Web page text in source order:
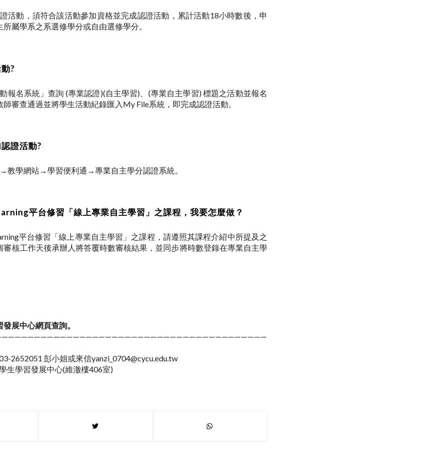
活動，須符合該活動參加資格並完成認證活動，累計活動18小時數後，申
屬學系之系選修學分或自由選修學分。
?
報名系統」查詢 (專業認證)(自主學習)、(專業自主學習) 標題之活動並報名
審查通過並將學生活動紀錄匯入My File系統，即完成認證活動。
證活動?
學網站→學習便利通→專業自主學分認證系統。
平台修習「線上專業自主學習」之課程，我要怎麼做？
平台修習「線上專業自主學習」之課程，請遵照其課程介紹中所提及之
審核工作天後承辦人將答覆時數審核結果，並同步將時數登錄在專業自主學
發展中心網頁查詢。
2652051 彭小姐或來信yanzi_0704@cycu.edu.tw
生學習發展中心(維澈樓406室)